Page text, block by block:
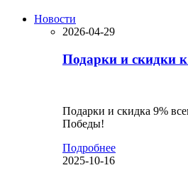
Новости
2026-04-29
Подарки и скидки
Подарки и скидка 9%
Победы!
Подробнее
2025-10-16